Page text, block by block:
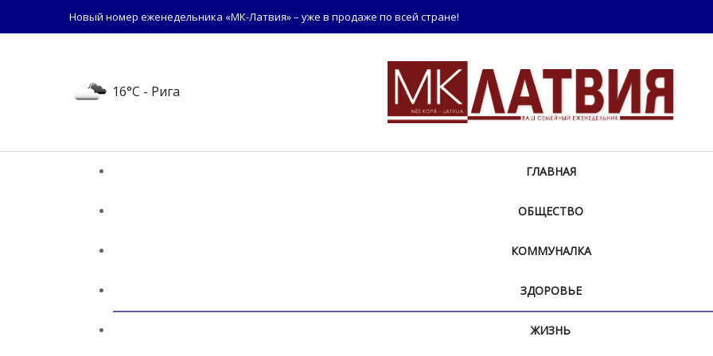
Новый номер еженедельника «МК-Латвия» – уже в продаже по всей стране!
16°C - Рига
ГЛАВНАЯ
ОБЩЕСТВО
КОММУНАЛКА
ЗДОРОВЬЕ
ЖИЗНЬ